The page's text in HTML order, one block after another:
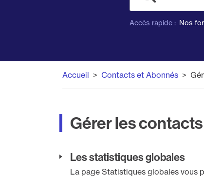
Accès rapide : Nos
Accueil Contacts et Abonnés
Gérer les contacts
Les statistiques globales
La page Statistiques globales vous